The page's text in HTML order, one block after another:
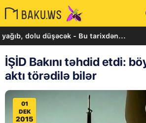
dolu düşəcək - Bu tarixdən...
İŞİD Bakını təhdid etdi:
aktı törədilə bilər
01
DEK
2015